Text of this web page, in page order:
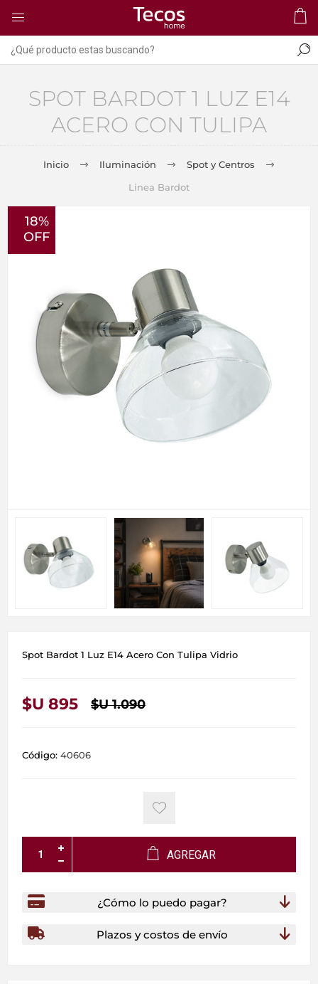
SPOT BARDOT 1 LUZ E14
ACERO CON TULIPA
Inicio Iluminación
Spot y Centros
Linea Bardot
18%
OFF
Spot Bardot 1 Luz E14 Acero Con Tulipa Vidrio
$U 895 $U 1.090
Código: 40606
AGREGAR
¿Cómo lo puedo pagar?
Plazos y costos de envío